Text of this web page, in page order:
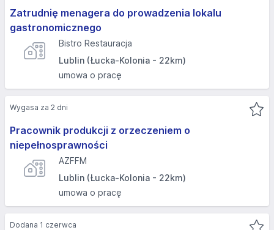
Zatrudnię menagera do prowadzenia lokalu
gastronomicznego
Bistro Restauracja
Lublin (Łucka-Kolonia - 22km)
umowa o pracę
Pracownik produkcji z orzeczeniem o
niepełnosprawności
AZFFM
Lublin (Łucka-Kolonia - 22km)
umowa o pracę
Wygasa za 2 dni
Dodana 1 czerwca